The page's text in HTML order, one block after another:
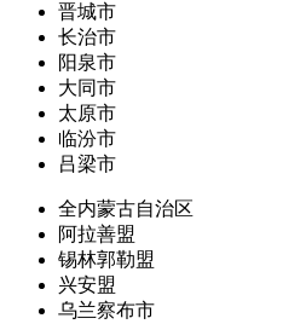
晋城市
长治市
阳泉市
大同市
太原市
临汾市
吕梁市
全内蒙古自治区
阿拉善盟
锡林郭勒盟
兴安盟
乌兰察布市